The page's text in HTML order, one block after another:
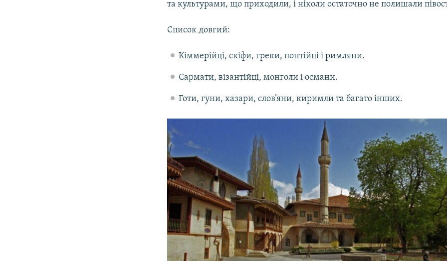
та культурами, що приходили, і ніколи остаточно не полишали
Список довгий:
Кіммерійці, скіфи, греки, понтійці і римляни.
Сармати, візантійці, монголи і османи.
Готи, гуни, хазари, слов’яни, киримли та багато інших.